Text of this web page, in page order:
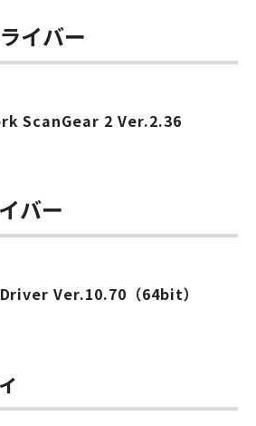
イバー
ScanGear 2 Ver.2.36
バー
Ver.10.70（64bit）